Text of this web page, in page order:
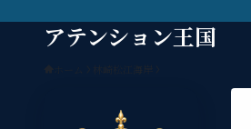
アテンション王国